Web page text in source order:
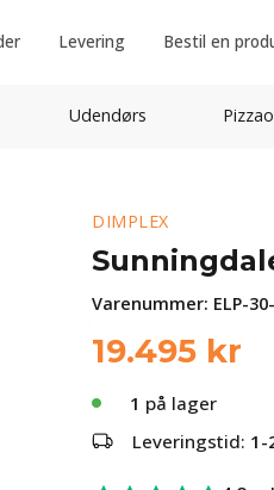
Levering Bestil en
Udendørs
DIMPLEX
Varenummer: ELP-
19.495 kr
1 på lager
Leveringstid: 1-